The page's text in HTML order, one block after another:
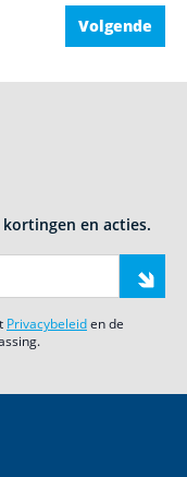
Volgende
en acties.
Privacybeleiden de